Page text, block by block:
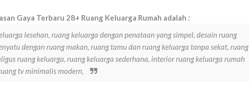
Gaya Terbaru 28+ Ruang Keluarga Rumah adalah :
lesehan, ruang keluarga dengan penataan yang simpel, desain ruang
dengan ruang makan, ruang tamu dan ruang keluarga tanpa sekat, ruang
ruang keluarga, ruang keluarga sederhana, interior ruang keluarga rumah
tv minimalis modern,